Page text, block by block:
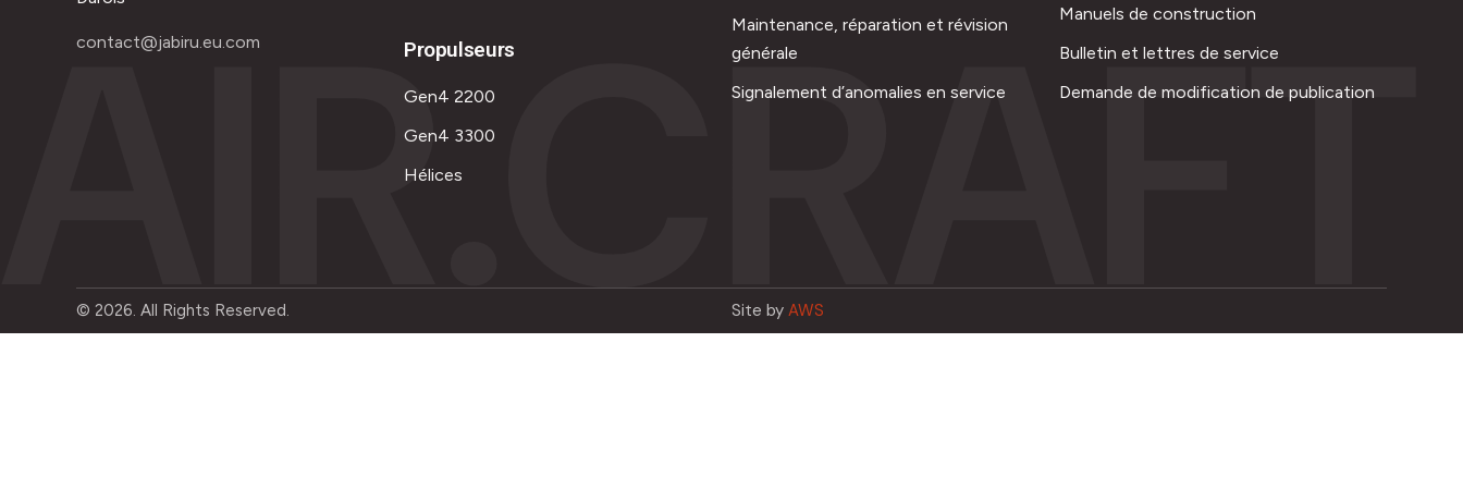
contact@jabiru.eu.com Propulseurs
Gen4 2200
Gen4 3300
Hélices
Maintenance, réparation et révision
générale
Signalement d’anomalies en service
Manuels de construction
Bulletin et lettres de service
Demande de modification de publication
AIR.CRAFT
© 2026. All Rights Reserved. Site by AWS